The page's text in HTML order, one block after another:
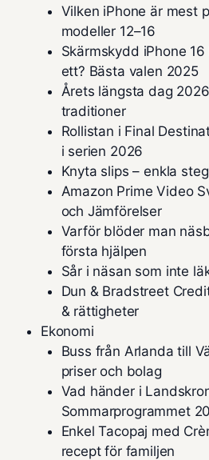
Vilken iPhone är mest
modeller 12–16
Skärmskydd iPhone
ett? Bästa valen 2025
Årets längsta dag
traditioner
Rollistan i Final
i serien 2026
Knyta slips – enkla
Amazon Prime Video
och Jämförelser
Varför blöder man
första hjälpen
Sår i näsan som inte
Dun & Bradstreet
& rättigheter
Ekonomi
Buss från Arlanda till
priser och bolag
Vad händer i
Sommarprogrammet
Enkel Tacopaj med
recept för familjen